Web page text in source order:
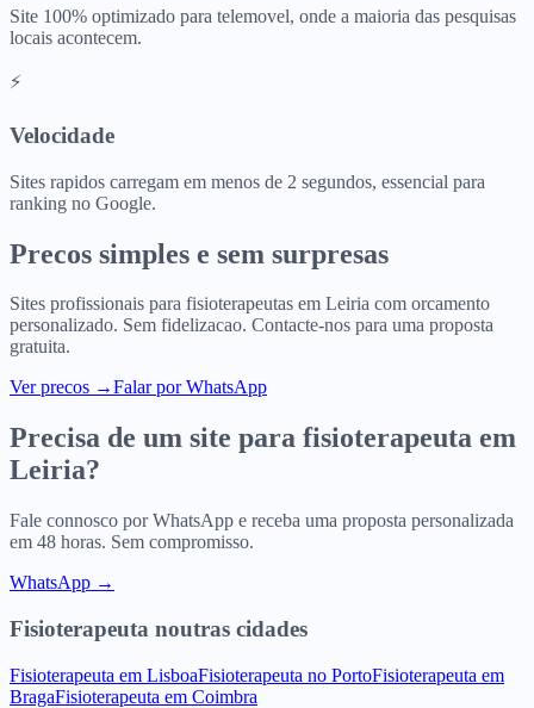
Site 100% optimizado para telemovel, onde a maioria das pesquisas
locais acontecem.
⚡
Velocidade
Sites rapidos carregam em menos de 2 segundos, essencial para
ranking no Google.
Precos simples e sem surpresas
Sites profissionais para fisioterapeutas em Leiria com orcamento
personalizado. Sem fidelizacao. Contacte-nos para uma proposta
gratuita.
Ver precos →Falar por WhatsApp
Precisa de um site para fisioterapeuta em
Leiria?
Fale connosco por WhatsApp e receba uma proposta personalizada
em 48 horas. Sem compromisso.
WhatsApp →
Fisioterapeuta noutras cidades
Fisioterapeuta em LisboaFisioterapeuta no PortoFisioterapeuta em
BragaFisioterapeuta em Coimbra